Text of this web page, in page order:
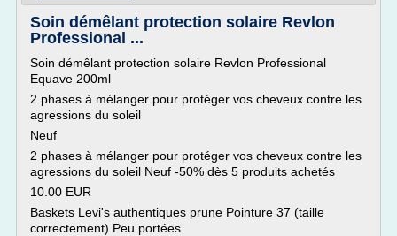
Soin démêlant protection solaire Revlon
Professional ...
Soin démêlant protection solaire Revlon Professional
Equave 200ml
2 phases à mélanger pour protéger vos cheveux contre les
agressions du soleil
Neuf
2 phases à mélanger pour protéger vos cheveux contre les
agressions du soleil Neuf -50% dès 5 produits achetés
10.00 EUR
Baskets Levi's authentiques prune Pointure 37 (taille
correctement) Peu portées